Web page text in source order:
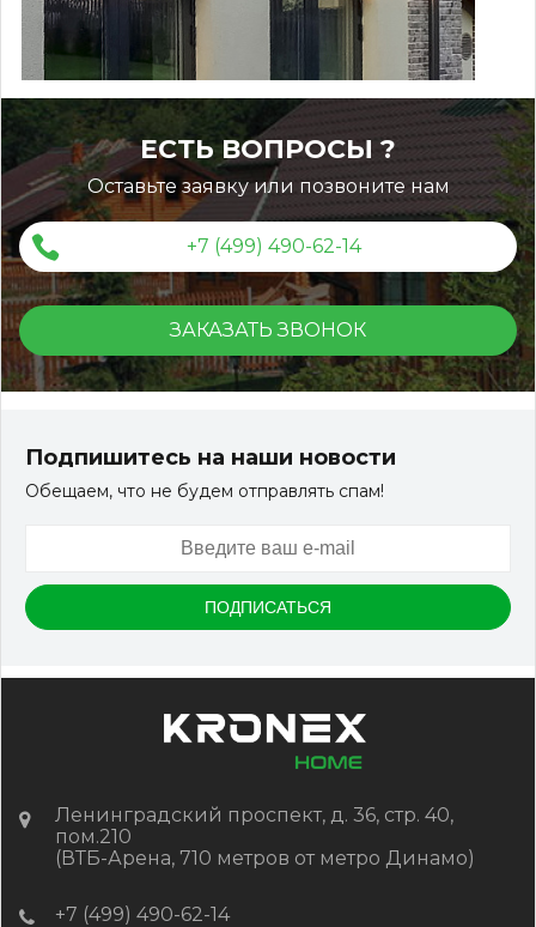
150*25*3000 мм
КУПИТЬ
Монтаж ограждений ДПК
ЕСТЬ ВОПРОСЫ ?
Оставьте заявку или позвоните нам
+7 (499) 490-62-14
ЗАКАЗАТЬ ЗВОНОК
Подпишитесь на наши новости
Обещаем, что не будем отправлять спам!
Ленинградский проспект, д. 36, стр. 40,
пом.210
(ВТБ-Арена, 710 метров от метро Динамо)
+7 (499) 490-62-14